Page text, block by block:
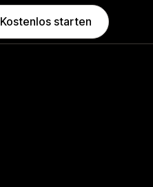
Kostenlos starten